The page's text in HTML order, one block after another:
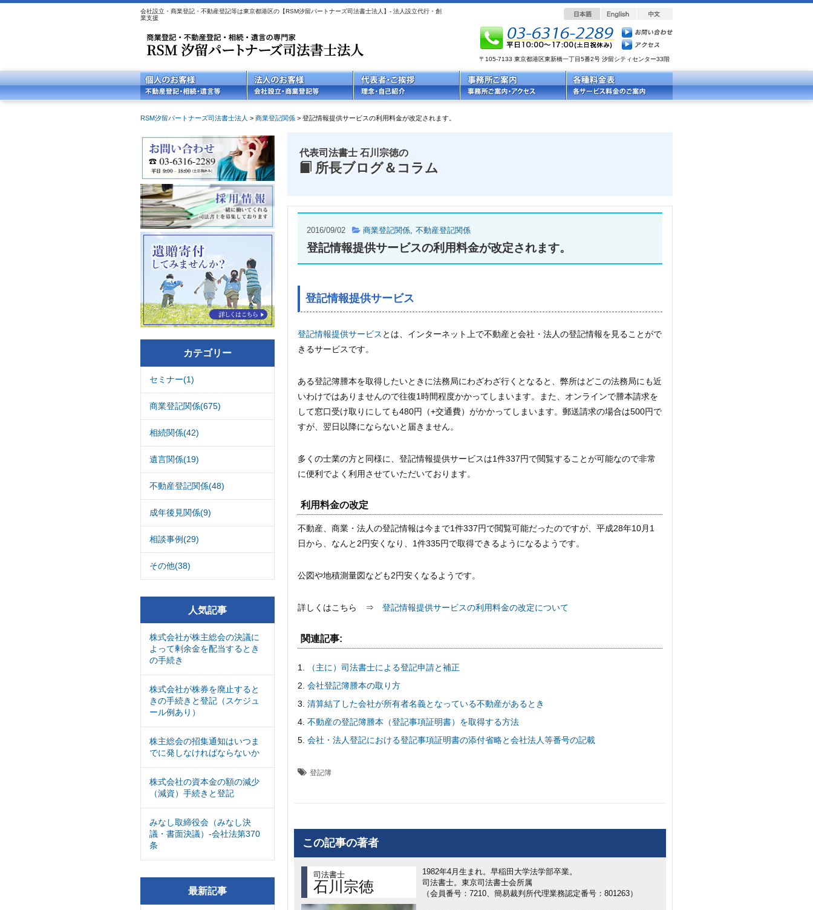
会社設立・商業登記・不動産登記等は東京都港区の【RSM汐留パートナーズ司法書士法人】- 法人設立代行・創
業支援
〒105-7133 東京都港区東新橋一丁目5番2号 汐留シティセンター33階
RSM汐留パートナーズ司法書士法人 > 商業登記関係 > 登記情報提供サービスの利用料金が改定されます。
カテゴリー
セミナー(1)
商業登記関係(675)
相続関係(42)
遺言関係(19)
不動産登記関係(48)
成年後見関係(9)
相談事例(29)
その他(38)
人気記事
株式会社が株主総会の決議に
よって剰余金を配当するとき
の手続き
株式会社が株券を廃止すると
きの手続きと登記（スケジュ
ール例あり）
株主総会の招集通知はいつま
でに発しなければならないか
株式会社の資本金の額の減少
（減資）手続きと登記
みなし取締役会（みなし決
議・書面決議）-会社法第370
条
最新記事
代表司法書士 石川宗徳の
所長ブログ＆コラム
2016/09/02 商業登記関係 不動産登記関係
登記情報提供サービスの利用料金が改定されます。
登記情報提供サービス
登記情報提供サービス とは、インターネット上で不動産と会社・法人の登記情報を見ることがで
きるサービスです。
ある登記簿謄本を取得したいときに法務局にわざわざ行くとなると、弊所はどこの法務局にも近
いわけではありませんので往復1時間程度かかってしまいます。また、オンラインで謄本請求を
して窓口受け取りにしても480円（+交通費）がかかってしまいます。郵送請求の場合は500円で
すが、翌日以降にならないと届きません。
多くの士業の方と同様に、登記情報提供サービスは1件337円で閲覧することが可能なので非常
に便利でよく利用させていただいております。
利用料金の改定
不動産、商業・法人の登記情報は今まで1件337円で閲覧可能だったのですが、平成28年10月1
日から、なんと2円安くなり、1件335円で取得できるようになるようです。
公図や地積測量図なども2円安くなるようです。
詳しくはこちら ⇒ 登記情報提供サービスの利用料金の改定について
関連記事:
（主に）司法書士による登記申請と補正
会社登記簿謄本の取り方
清算結了した会社が所有者名義となっている不動産があるとき
不動産の登記簿謄本（登記事項証明書）を取得する方法
会社・法人登記における登記事項証明書の添付省略と会社法人等番号の記載
登記簿
この記事の著者
司法書士
石川宗徳
1982年4月生まれ。早稲田大学法学部卒業。
司法書士。東京司法書士会所属
（会員番号：7210、簡易裁判所代理業務認定番号：801263）